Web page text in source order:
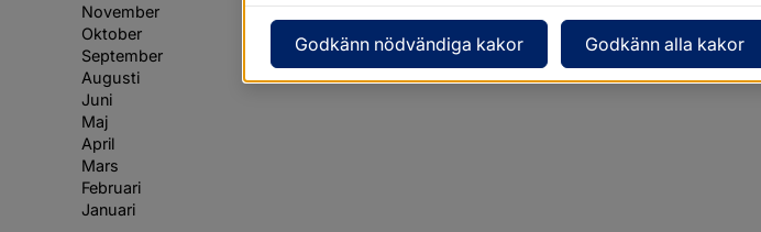
November
Oktober
September
Augusti
Juni
Maj
April
Mars
Februari
Januari
Godkänn nödvändiga kakor Godkänn alla kakor